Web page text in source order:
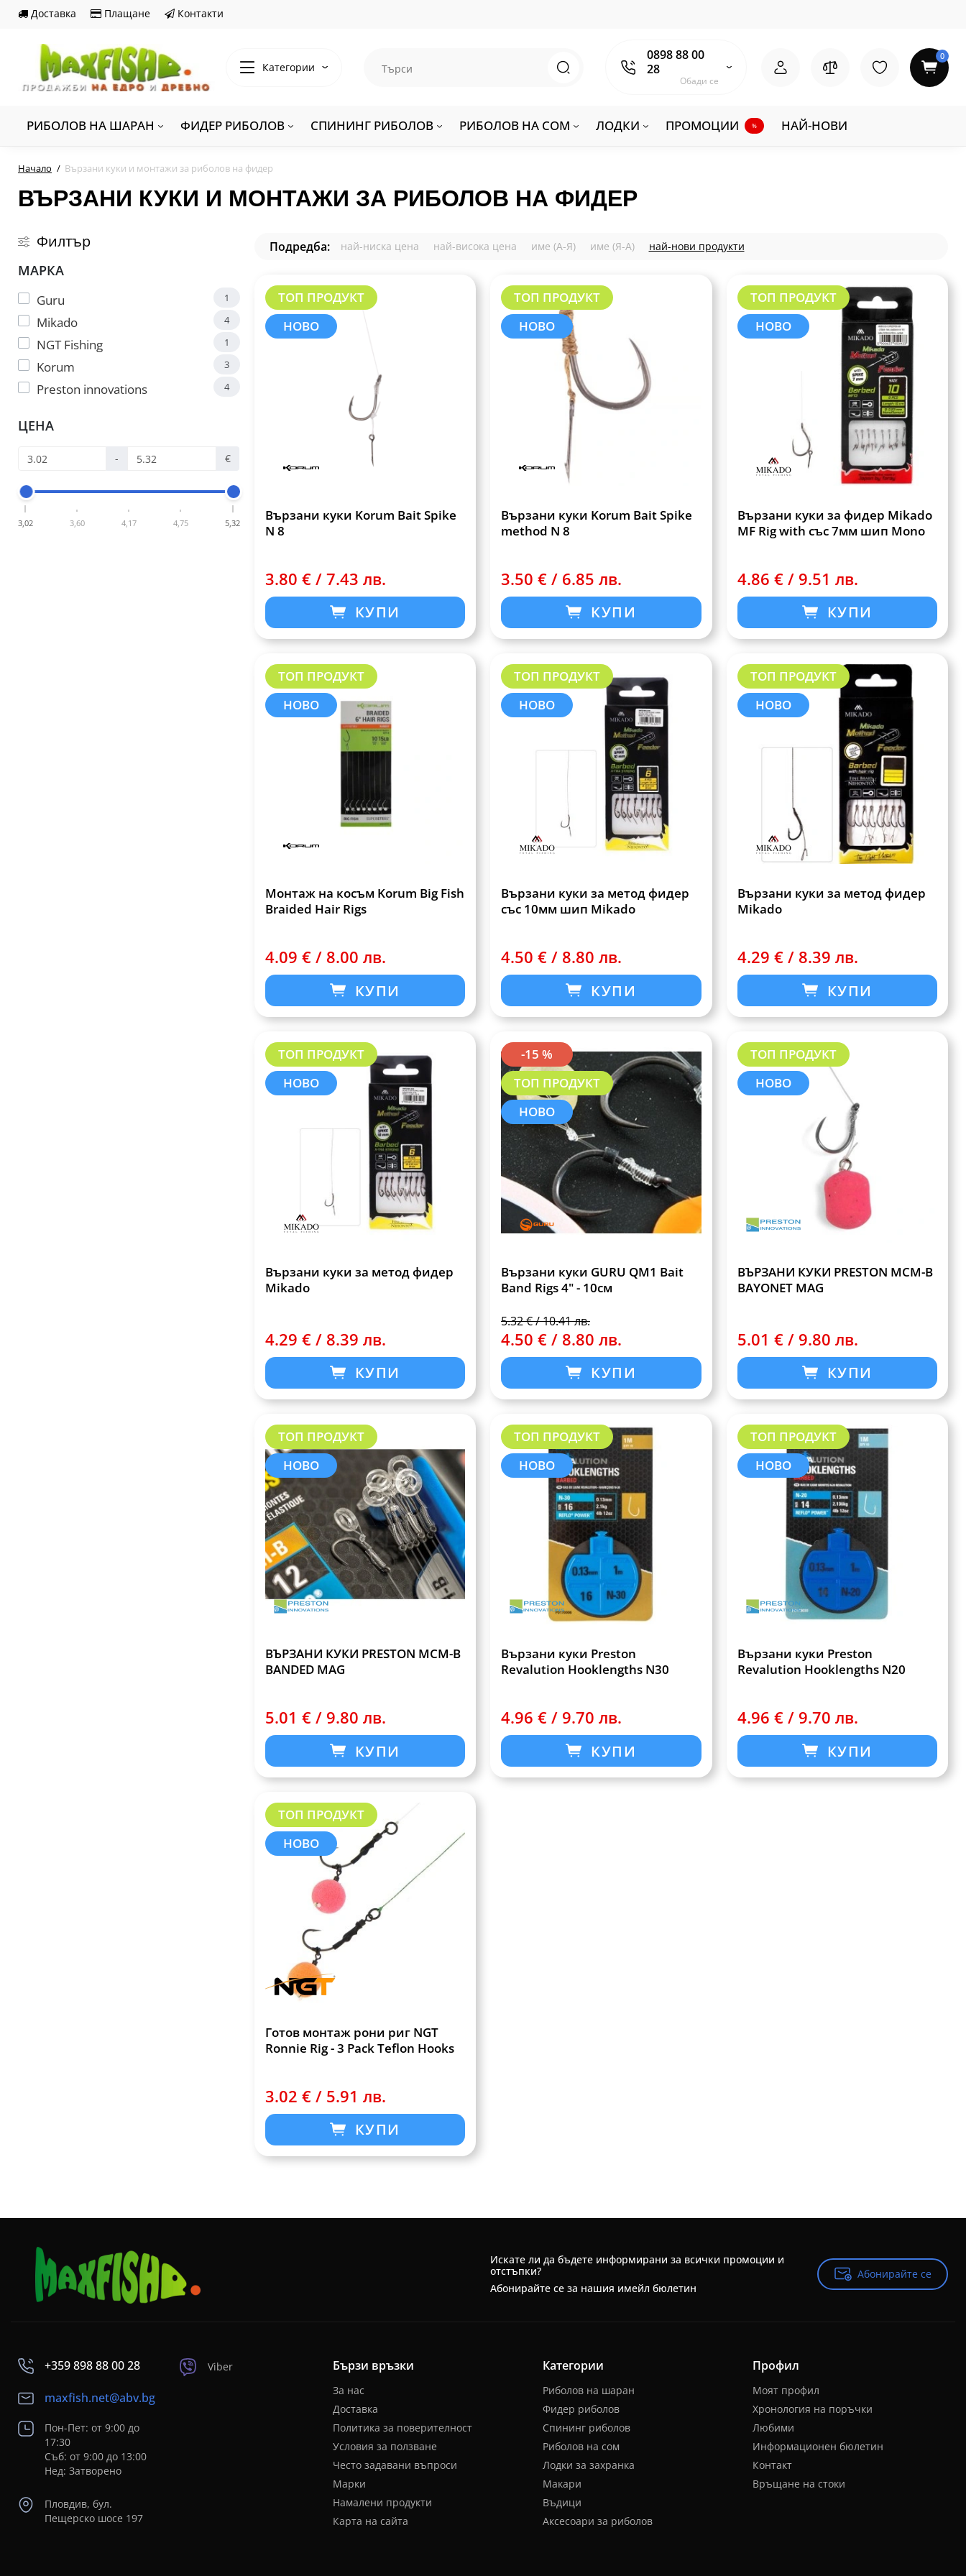
Доставка Плащане Контакти
Категории
0898 88 00
28
Обади се
0
РИБОЛОВ НА ШАРАН ФИДЕР РИБОЛОВ СПИНИНГ РИБОЛОВ РИБОЛОВ НА СОМ ЛОДКИ ПРОМОЦИИ % НАЙ-НОВИ
Начало Вързани куки и монтажи за риболов на фидер
ВЪРЗАНИ КУКИ И МОНТАЖИ ЗА РИБОЛОВ НА ФИДЕР
Филтър
МАРКА
Guru 1
Mikado 4
NGT Fishing 1
Korum 3
Preston innovations 4
ЦЕНА
- €
3,02 3,60 4,17 4,75 5,32
Подредба: най-ниска цена най-висока цена име (А-Я) име (Я-А) най-нови продукти
ТОП ПРОДУКТ
НОВО
Вързани куки Korum Bait Spike
N 8
3.80 € / 7.43 лв.
КУПИ
ТОП ПРОДУКТ
НОВО
Вързани куки Korum Bait Spike
method N 8
3.50 € / 6.85 лв.
КУПИ
ТОП ПРОДУКТ
НОВО
Вързани куки за фидер Mikado
MF Rig with със 7мм шип Mono
4.86 € / 9.51 лв.
КУПИ
ТОП ПРОДУКТ
НОВО
Монтаж на косъм Korum Big Fish
Braided Hair Rigs
4.09 € / 8.00 лв.
КУПИ
ТОП ПРОДУКТ
НОВО
Вързани куки за метод фидер
със 10мм шип Mikado
4.50 € / 8.80 лв.
КУПИ
ТОП ПРОДУКТ
НОВО
Вързани куки за метод фидер
Mikado
4.29 € / 8.39 лв.
КУПИ
ТОП ПРОДУКТ
НОВО
Вързани куки за метод фидер
Mikado
4.29 € / 8.39 лв.
КУПИ
-15 %
ТОП ПРОДУКТ
НОВО
Вързани куки GURU QM1 Bait
Band Rigs 4" - 10см
5.32 € / 10.41 лв.
4.50 € / 8.80 лв.
КУПИ
ТОП ПРОДУКТ
НОВО
ВЪРЗАНИ КУКИ PRESTON MCM-B
BAYONET MAG
5.01 € / 9.80 лв.
КУПИ
ТОП ПРОДУКТ
НОВО
ВЪРЗАНИ КУКИ PRESTON MCM-B
BANDED MAG
5.01 € / 9.80 лв.
КУПИ
ТОП ПРОДУКТ
НОВО
Вързани куки Preston
Revalution Hooklengths N30
4.96 € / 9.70 лв.
КУПИ
ТОП ПРОДУКТ
НОВО
Вързани куки Preston
Revalution Hooklengths N20
4.96 € / 9.70 лв.
КУПИ
ТОП ПРОДУКТ
НОВО
Готов монтаж рони риг NGT
Ronnie Rig - 3 Pack Teflon Hooks
3.02 € / 5.91 лв.
КУПИ
Искате ли да бъдете информирани за всички промоции и
отстъпки?
Абонирайте се за нашия имейл бюлетин
Абонирайте се
Абонирайте се
+359 898 88 00 28
maxfish.net@abv.bg
Пон-Пет: от 9:00 до
17:30
Съб: от 9:00 до 13:00
Нед: Затворено
Пловдив, бул.
Пещерско шосе 197
Viber Бързи връзки
За нас
Доставка
Политика за поверителност
Условия за ползване
Често задавани въпроси
Марки
Намалени продукти
Карта на сайта
Категории
Риболов на шаран
Фидер риболов
Спининг риболов
Риболов на сом
Лодки за захранка
Макари
Въдици
Аксесоари за риболов
Профил
Моят профил
Хронология на поръчки
Любими
Информационен бюлетин
Контакт
Връщане на стоки